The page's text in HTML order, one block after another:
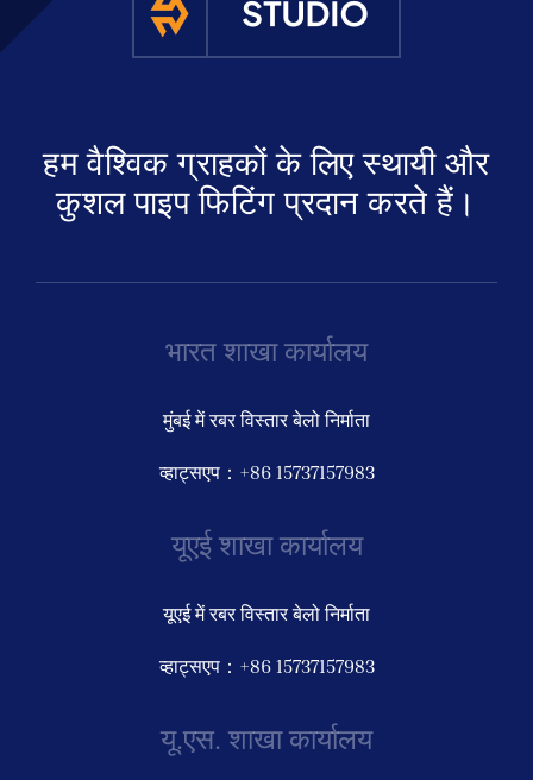
हम वैश्विक ग्राहकों के लिए स्थायी और
कुशल पाइप फिटिंग प्रदान करते हैं।
भारत शाखा कार्यालय
मुंबई में रबर विस्तार बेलो निर्माता
व्हाट्सएप：+86 15737157983
यूएई शाखा कार्यालय
यूएई में रबर विस्तार बेलो निर्माता
व्हाट्सएप：+86 15737157983
यू.एस. शाखा कार्यालय